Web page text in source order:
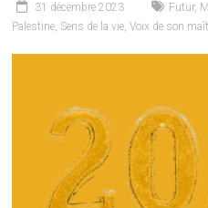
31 décembre 2023 Futur,
Palestine, Sens de la vie,Voix de son